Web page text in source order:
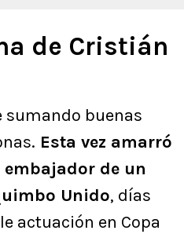
de Cristián
sumando buenas
Esta vez amarró
de un
Unido, días
actuación en Copa